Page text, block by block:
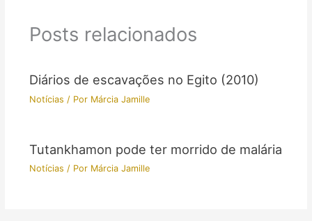
Posts relacionados
Diários de escavações no Egito (2010)
Notícias / Por Márcia Jamille
Tutankhamon pode ter morrido de malária
Notícias / Por Márcia Jamille